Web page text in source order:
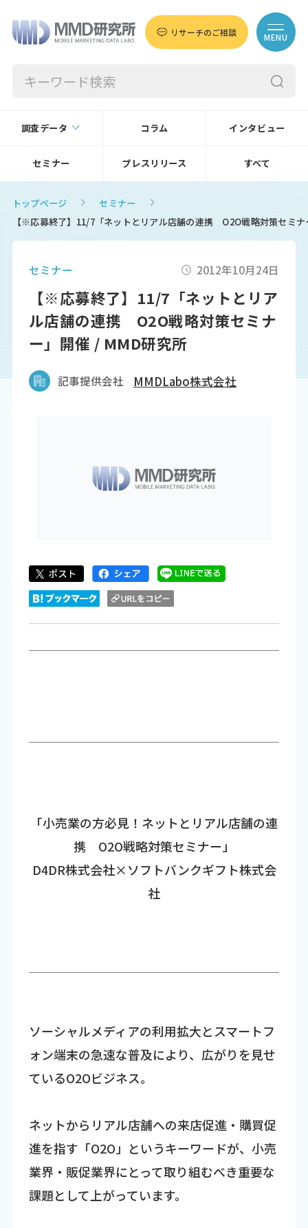
リサーチのご相談 MENU
調査データ コラム インタビュー
セミナー プレスリリース すべて
トップページ
セミナー
【※応募終了】11/7「ネットとリアル店舗の連携 O2O戦略対策セミ
セミナー 2012年10月24日
【※応募終了】11/7「ネットとリア
ル店舗の連携 O2O戦略対策セミナ
ー」開催 / MMD研究所
記事提供会社 MMDLabo株式会社
「小売業の方必見！ネットとリアル店舗の連
携 O2O戦略対策セミナー」
D4DR株式会社×ソフトバンクギフト株式会
社
ソーシャルメディアの利用拡大とスマートフ
ォン端末の急速な普及により、広がりを見せ
ているO2Oビジネス。
ネットからリアル店舗への来店促進・購買促
進を指す「O2O」というキーワードが、小売
業界・販促業界にとって取り組むべき重要な
課題として上がっています。